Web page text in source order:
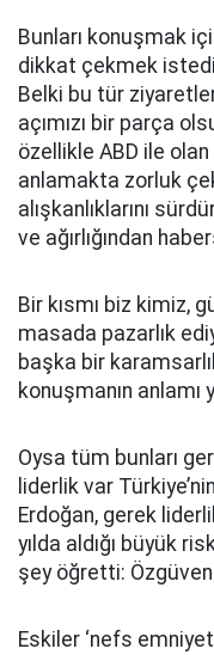
Bunları konuşmak
dikkat çekmek
Belki bu tür
açımızı bir parça
özellikle ABD ile
anlamakta zorluk
alışkanlıklarını
ve ağırlığından
Bir kısmı biz kimiz,
masada pazarlık
başka bir
konuşmanın anlamı
Oysa tüm bunları
liderlik var
Erdoğan, gerek
yılda aldığı büyük
şey öğretti:
Eskiler ‘nefs